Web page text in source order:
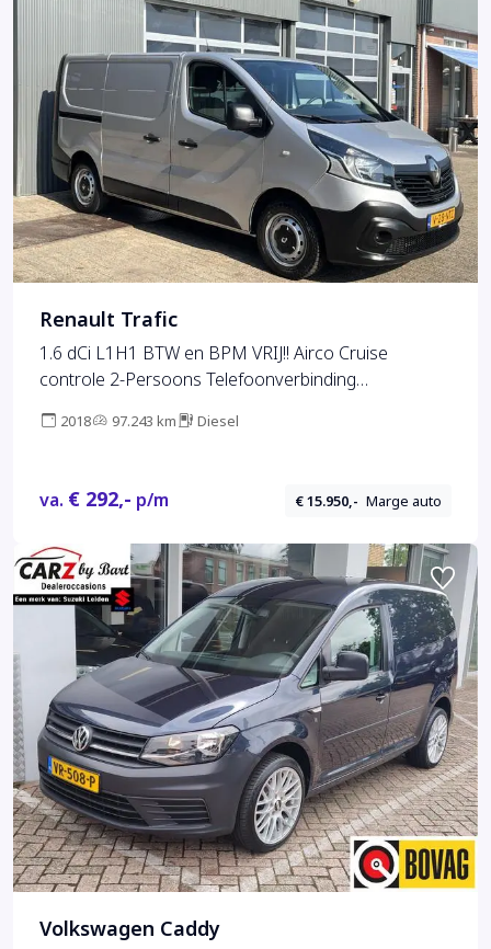
Renault Trafic
1.6 dCi L1H1 BTW en BPM VRIJ!! Airco Cruise
controle 2-Persoons Telefoonverbinding
onderhouden Ex overheid
2018 97.243 km Diesel
va. € 292,- p/m € 15.950,- Marge auto
Volkswagen Caddy